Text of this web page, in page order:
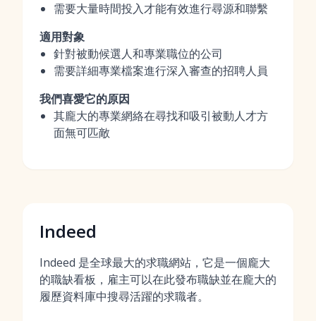
需要大量時間投入才能有效進行尋源和聯繫
適用對象
針對被動候選人和專業職位的公司
需要詳細專業檔案進行深入審查的招聘人員
我們喜愛它的原因
其龐大的專業網絡在尋找和吸引被動人才方
面無可匹敵
Indeed
Indeed 是全球最大的求職網站，它是一個龐大
的職缺看板，雇主可以在此發布職缺並在龐大的
履歷資料庫中搜尋活躍的求職者。